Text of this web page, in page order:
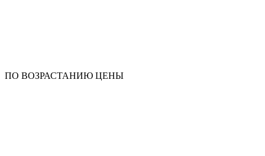
ПО ВОЗРАСТАНИЮ ЦЕНЫ